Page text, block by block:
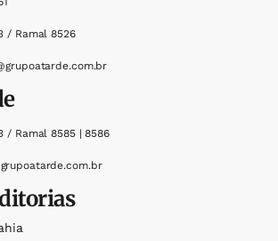
/ Ramal 8526
/ Ramal 8585 | 8586